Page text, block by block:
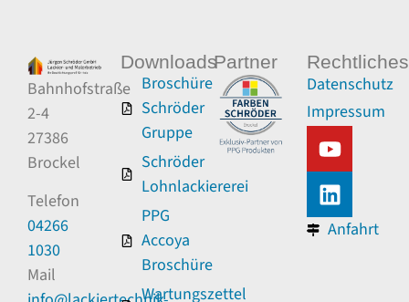
Bahnhofstraße
2-4
27386
Brockel
Telefon
04266
1030
Mail
Downloads
Broschüre
Schröder
Gruppe
Schröder
Lohnlackiererei
PPG
Accoya
Broschüre
Wartungszettel
Partner Rechtliches
Datenschutz
Impressum
Anfahrt